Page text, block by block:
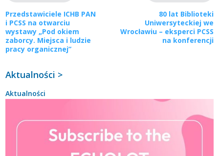
Przedstawiciele ICHB PAN
i PCSS na otwarciu
wystawy „Pod okiem
zaborcy. Miejsca i ludzie
pracy organicznej”
80 lat Biblioteki
Uniwersyteckiej we
Wrocławiu – eksperci PCSS
na konferencji
Aktualności >
Aktualności